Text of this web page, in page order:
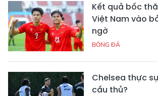
Kết quả bốc
Việt Nam vào
ngờ
BÓNG ĐÁ
Chelsea thực
cầu thủ?